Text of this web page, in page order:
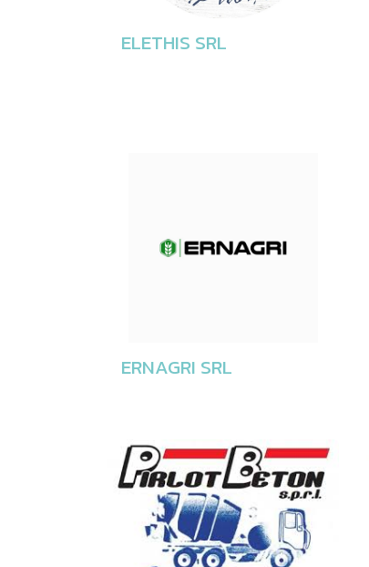
ELETHIS SRL
ERNAGRI SRL